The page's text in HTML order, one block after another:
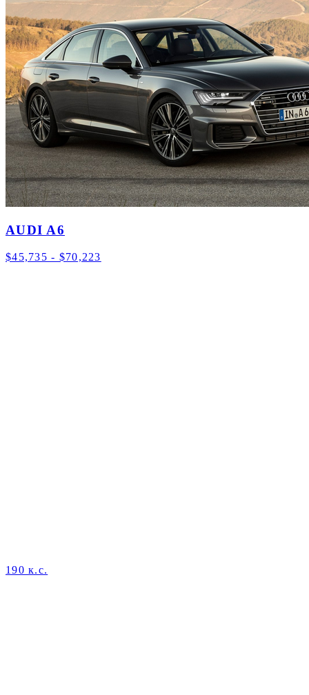
AUDI A6
$45,735 - $70,223
190 к.с.